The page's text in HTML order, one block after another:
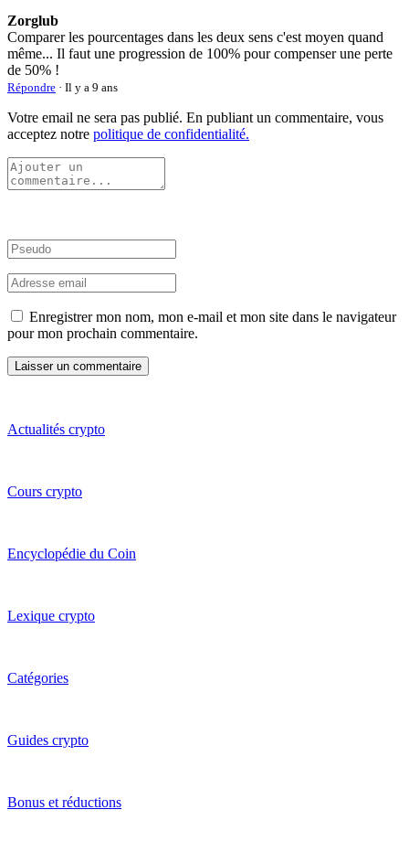
Zorglub
Comparer les pourcentages dans les deux sens c'est moyen quand
même... Il faut une progression de 100% pour compenser une perte
de 50% !
Répondre · Il y a 9 ans
Votre email ne sera pas publié. En publiant un commentaire, vous
acceptez notre politique de confidentialité.
Enregistrer mon nom, mon e-mail et mon site dans le navigateur
pour mon prochain commentaire.
Actualités crypto
Cours crypto
Encyclopédie du Coin
Lexique crypto
Catégories
Guides crypto
Bonus et réductions